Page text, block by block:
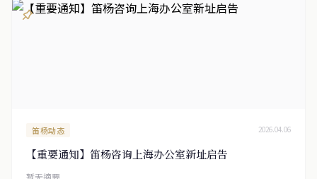
所、渣打银行、上海市绍兴商会联合主办，杭州市滨江区党外人士之家
服务中心协办。汇聚法律、财税、金融等领域专业力量，聚焦企业出海
笛杨动态 2026.04.06
【重要通知】笛杨咨询上海办公室新址启告
暂无摘要